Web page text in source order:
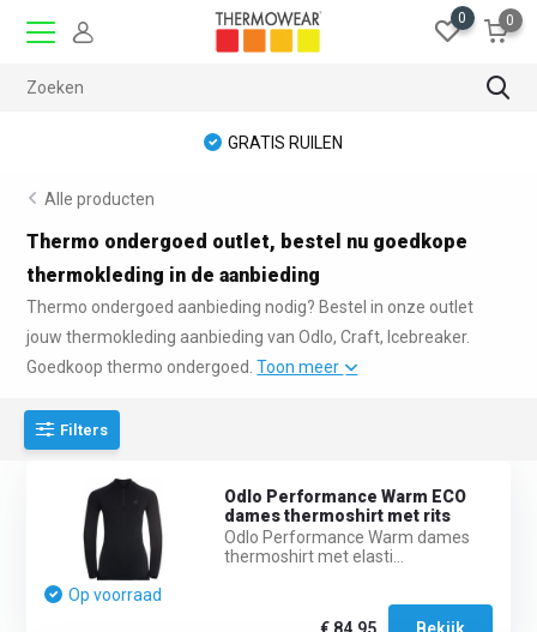
0 0
GRATIS RUILEN
Alle producten
Thermo ondergoed outlet, bestel nu goedkope
thermokleding in de aanbieding
Thermo ondergoed aanbieding nodig? Bestel in onze outlet
jouw thermokleding aanbieding van Odlo, Craft, Icebreaker.
Goedkoop thermo ondergoed.Toon meer
Filters
Odlo Performance Warm ECO
dames thermoshirt met rits
Odlo Performance Warm dames
thermoshirt met elasti...
Op voorraad